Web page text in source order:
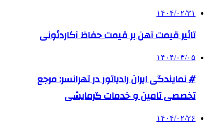
۱۴۰۴/۰۲/۳۱
تاثیر قیمت آهن بر قیمت حفاظ آکاردئونی
۱۴۰۴/۰۳/۰۵
# نمایندگی ایران رادیاتور در تهرانسر: مرجع
تخصصی تامین و خدمات گرمایشی
۱۴۰۴/۰۲/۲۶